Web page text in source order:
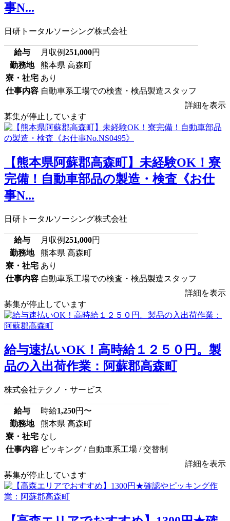
事N...
日研トータルソーシング株式会社
給与 月収例251,000円
勤務地
熊本県 高森町
寮・社宅 あり
仕事内容 自動車系工場での検査・検品製造スタッフ
詳細を表示
募集が停止しています
【熊本県阿蘇郡高森町】未経験OK！寮
完備！自動車部品の製造・検査《お仕
事N...
日研トータルソーシング株式会社
給与 月収例251,000円
勤務地
熊本県 高森町
寮・社宅 あり
仕事内容 自動車系工場での検査・検品製造スタッフ
詳細を表示
募集が停止しています
給与速払いOK！高時給１２５０円。製
品の入出荷作業：阿蘇郡高森町
株式会社テクノ・サービス
給与 時給1,250円〜
勤務地
熊本県 高森町
寮・社宅 なし
仕事内容 ピッキング / 自動車系工場 / 交替制
詳細を表示
募集が停止しています